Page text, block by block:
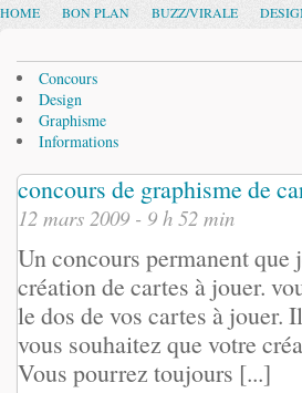
HOME BON PLAN BUZZ/VIRALE
Concours
Design
Graphisme
Informations
concours de graphisme de
12 mars 2009 - 9 h 52 min
Un concours permanent que
création de cartes à jouer.
le dos de vos cartes à jouer.
vous souhaitez que votre
Vous pourrez toujours [...]